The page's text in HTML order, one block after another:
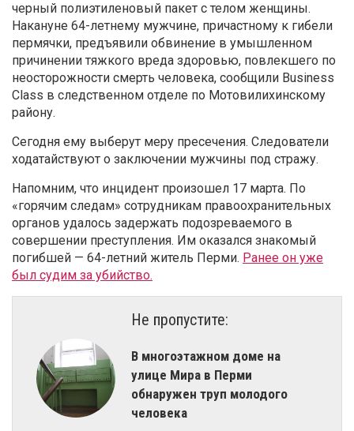
черный полиэтиленовый пакет с телом женщины.
Накануне 64-летнему мужчине, причастному к гибели
пермячки, предъявили обвинение в умышленном
причинении тяжкого вреда здоровью, повлекшего по
неосторожности смерть человека, сообщили Business
Class в следственном отделе по Мотовилихинскому
району.
Сегодня ему выберут меру пресечения. Следователи
ходатайствуют о заключении мужчины под стражу.
Напомним, что инцидент произошел 17 марта. По
«горячим следам» сотрудникам правоохранительных
органов удалось задержать подозреваемого в
совершении преступления. Им оказался знакомый
погибшей — 64-летний житель Перми. Ранее он уже
был судим за убийство.
Не пропустите:
В многоэтажном доме на
улице Мира в Перми
обнаружен труп молодого
человека